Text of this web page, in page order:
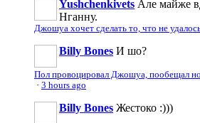
Yushchenkivets Але майже
Нганну.
Джошуа хочет сделать то, что не
Billy Bones И шо?
Пол провоцировал Джошуа, пообещал
· 3 hours ago
Billy Bones Жестоко :)))